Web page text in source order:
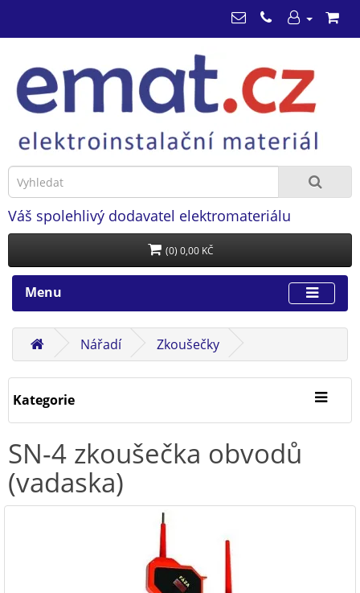
Váš spolehlivý dodavatel elektromateriálu
(0) 0,00 KČ
Menu
Nářadí Zkoušečky
Kategorie
SN-4 zkoušečka obvodů
(vadaska)